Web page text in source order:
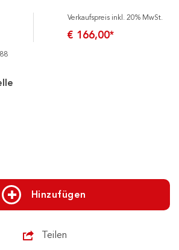
Verkaufspreis inkl. 20% MwSt.
€ 166,00*
Hinzufügen
Teilen